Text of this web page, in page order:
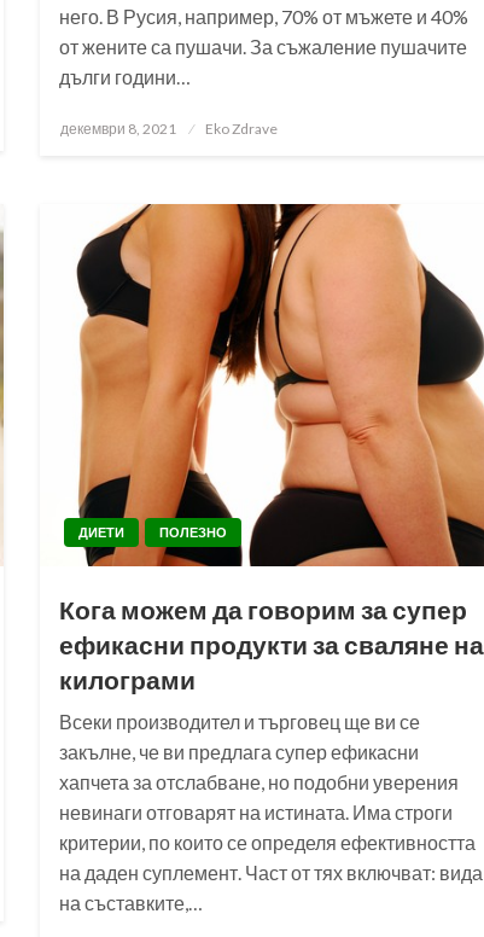
него. В Русия, например, 70% от мъжете и 40%
от жените са пушачи. За съжаление пушачите
дълги години…
Posted
декември 8, 2021 Eko Zdrave
ДИЕТИ ПОЛЕЗНО
Кога можем да говорим за супер
ефикасни продукти за сваляне на
килограми
Всеки производител и търговец ще ви се
закълне, че ви предлага супер ефикасни
хапчета за отслабване, но подобни уверения
невинаги отговарят на истината. Има строги
критерии, по които се определя ефективността
на даден суплемент. Част от тях включват: вида
на съставките,…